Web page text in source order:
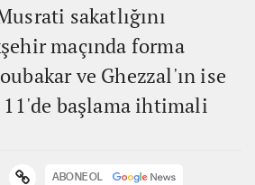
sakatlığını
maçında forma
ve Ghezzal'ın ise
başlama ihtimali
ABONE OL